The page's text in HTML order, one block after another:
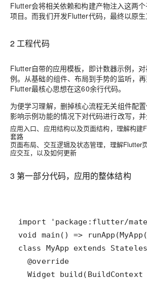
Flutter会将相关依赖和构建产物注入这两
项目。而我们开发Flutter代码，最终以原生
2 工程代码
Flutter自带的应用模板，即计数器示例，
例。从基础的组件、布局到手势的监听，再
Flutter最核心思想在这60余行代码。
为便学习理解，删掉核心流程无关组件配
影响示例功能的情况下对代码进行改写，并
应用入口、应用结构以及页面结构，理解构建
套路
页面布局、交互逻辑及状态管理，理解Flutter
应交互，以及如何更新
3 第一部分代码，应用的整体结构